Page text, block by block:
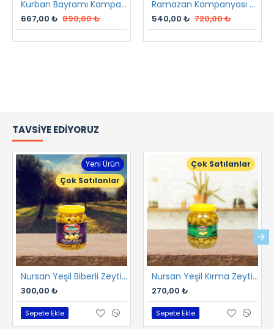
Kurban Bayramı Kampanyası
667,00 ₺ 890,00 ₺
Ramazan Kampanyası 2 2023
540,00 ₺ 720,00 ₺
TAVSIYE EDIYORUZ
Yeni Ürün
Çok Satılanlar
Nursan Yeşil Biberli Zeytin 1 kg
300,00 ₺
Sepete Ekle
Çok Satılanlar
Nursan Yeşil Kırma Zeytin 1 kg
270,00 ₺
Sepete Ekle